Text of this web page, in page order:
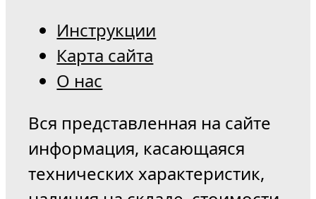
Инструкции
Карта сайта
О нас
Вся представленная на сайте
информация, касающаяся
технических характеристик,